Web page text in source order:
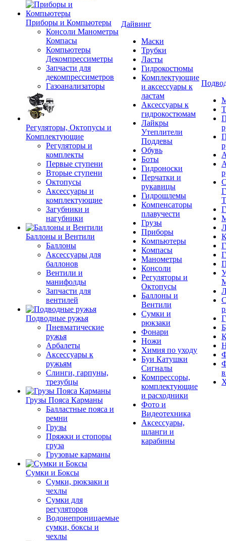
Приборы и Компьютеры
Консоли Манометры
Компасы
Компьютеры
Декомпрессиметры
Запчасти для
декомпрессиметров
Газоанализаторы
Регуляторы, Октопусы и
Комплектующие
Регуляторы и
комплекты
Первые ступени
Вторые ступени
Октопусы
Аксессуары и
комплектующие
Загубники и
нагубники
Баллоны и Вентили
Баллоны
Аксессуары для
баллонов
Вентили и
манифолды
Запчасти для
вентилей
Подводные ружья
Пневматические
ружья
Арбалеты
Аксессуары к
ружьям
Слинги, гарпуны,
трезубцы
Грузы Пояса Карманы
Балластные пояса и
ремни
Грузы
Пряжки и стопоры
груза
Грузовые карманы
Сумки и Боксы
Сумки, рюкзаки и
чехлы
Сумки для
регуляторов
Водонепроницаемые
сумки, боксы и
чехлы
Дайвинг
Маски
Трубки
Ласты
Гидрокостюмы
Комплектующие
и аксессуары к
ластам
Аксессуары к
гидрокостюмам
Лайкры
Утеплители
Поддевы
Обувь
Боты
Гидроноски
Перчатки и
рукавицы
Гидрошлемы
Компенсаторы
плавучести
Грузы
Приборы
Компьютеры
Компасы
Манометры
Консоли
Регуляторы и
Октопусы
Баллоны и
Вентили
Сумки и
рюкзаки
Фонари
Ножи
Химия по уходу
Буи Катушки
Сигналы
Компрессоры,
комплектующие
и расходники
Фото и
Видеотехника
Аксессуары,
шланги и
карабины